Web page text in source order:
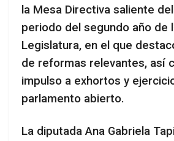
la Mesa Directiva saliente
periodo del segundo año de
Legislatura, en el que
de reformas relevantes, así
impulso a exhortos y
parlamento abierto.
La diputada Ana Gabriela